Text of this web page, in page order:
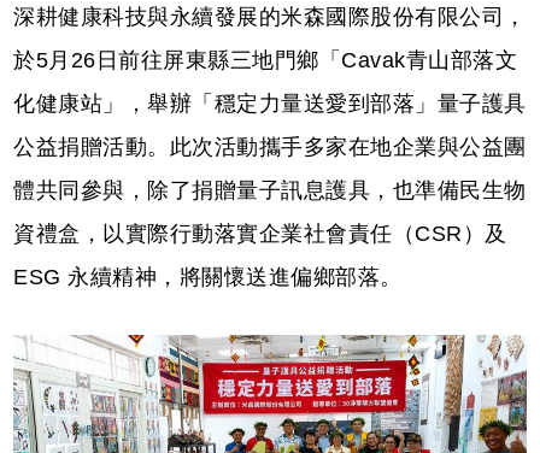
深耕健康科技與永續發展的米森國際股份有限公司，
於5月26日前往屏東縣三地門鄉「Cavak青山部落文
化健康站」，舉辦「穩定力量送愛到部落」量子護具
公益捐贈活動。此次活動攜手多家在地企業與公益團
體共同參與，除了捐贈量子訊息護具，也準備民生物
資禮盒，以實際行動落實企業社會責任（CSR）及
ESG 永續精神，將關懷送進偏鄉部落。